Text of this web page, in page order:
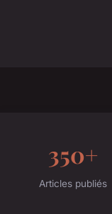
350+
Articles publiés